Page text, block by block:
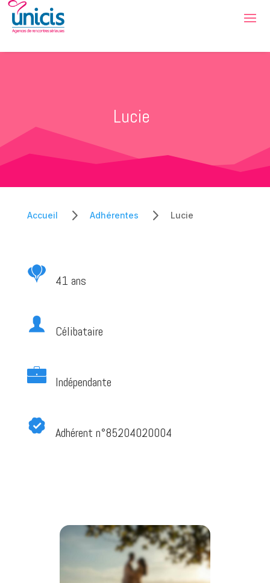
Lucie
Accueil 5 Adhérentes 5 Lucie
41 ans
Célibataire
Indépendante
Adhérent n°85204020004